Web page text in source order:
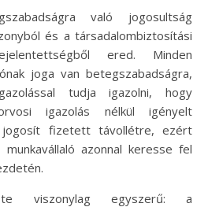
való jogosultság
és a társadalombiztosítási
ered. Minden
joga van betegszabadságra,
tudja igazolni, hogy
igazolás nélkül igényelt
jogosít fizetett távollétre, ezért
azonnal keresse fel
viszonylag egyszerű: a